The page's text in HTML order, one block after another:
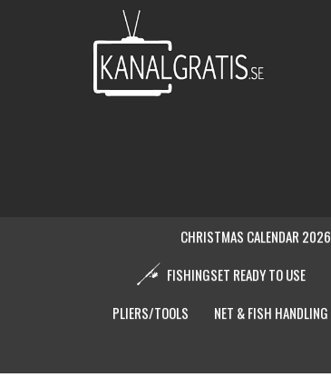
CHRISTMAS CALENDAR 2026
FISHINGSET READY TO USE
PLIERS/TOOLS
NET & FISH HANDLING